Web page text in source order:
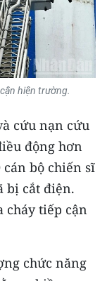
hiện trường.
cứu nạn cứu
động hơn
cán bộ chiến sĩ
bị cắt điện.
cháy tiếp cận
chức năng